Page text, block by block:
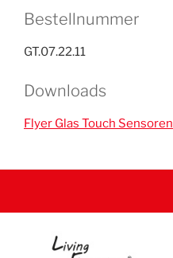
Bestellnummer
GT.07.22.11
Downloads
Flyer Glas Touch Sensoren